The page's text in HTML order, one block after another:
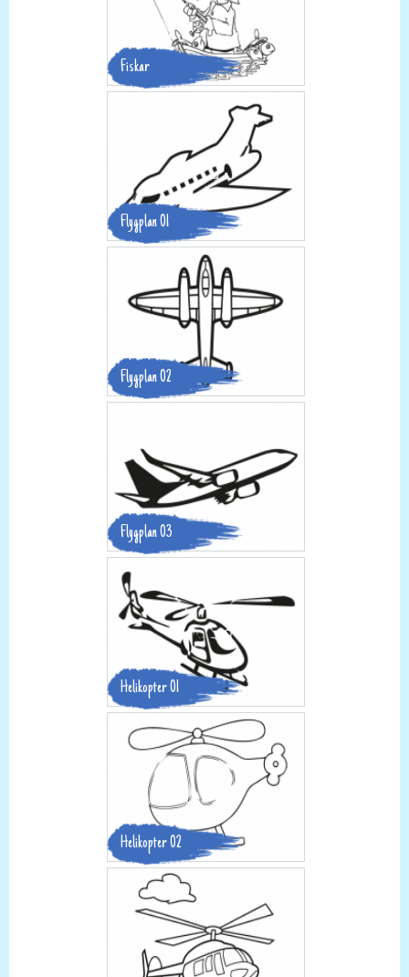
Fiskar
Flygplan 01
Flygplan 02
Flygplan 03
Helikopter 01
Helikopter 02